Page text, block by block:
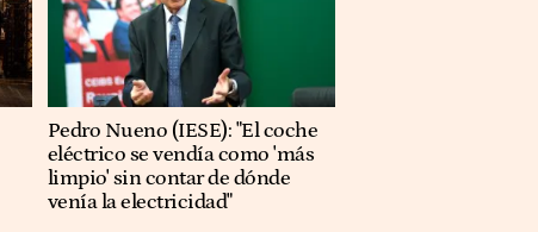
Pedro Nueno (IESE): "El coche
eléctrico se vendía como 'más
limpio' sin contar de dónde
venía la electricidad"